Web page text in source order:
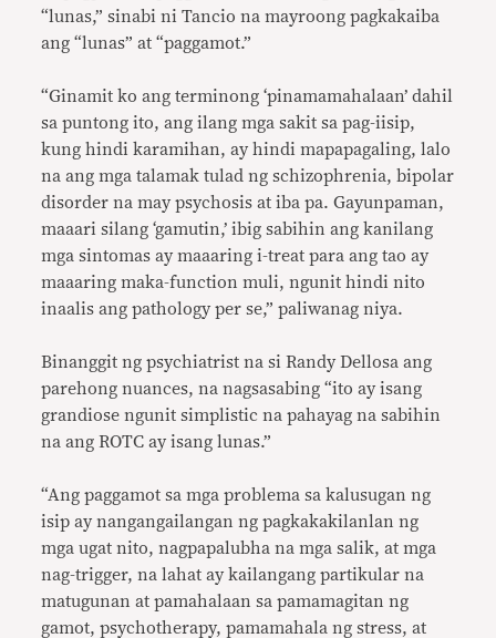
“lunas,” sinabi ni Tancio na mayroong pagkakaiba
ang “lunas” at “paggamot.”
“Ginamit ko ang terminong ‘pinamamahalaan’ dahil
sa puntong ito, ang ilang mga sakit sa pag-iisip,
kung hindi karamihan, ay hindi mapapagaling, lalo
na ang mga talamak tulad ng schizophrenia, bipolar
disorder na may psychosis at iba pa. Gayunpaman,
maaari silang ‘gamutin,’ ibig sabihin ang kanilang
mga sintomas ay maaaring i-treat para ang tao ay
maaaring maka-function muli, ngunit hindi nito
inaalis ang pathology per se,” paliwanag niya.
Binanggit ng psychiatrist na si Randy Dellosa ang
parehong nuances, na nagsasabing “ito ay isang
grandiose ngunit simplistic na pahayag na sabihin
na ang ROTC ay isang lunas.”
“Ang paggamot sa mga problema sa kalusugan ng
isip ay nangangailangan ng pagkakakilanlan ng
mga ugat nito, nagpapalubha na mga salik, at mga
nag-trigger, na lahat ay kailangang partikular na
matugunan at pamahalaan sa pamamagitan ng
gamot, psychotherapy, pamamahala ng stress, at